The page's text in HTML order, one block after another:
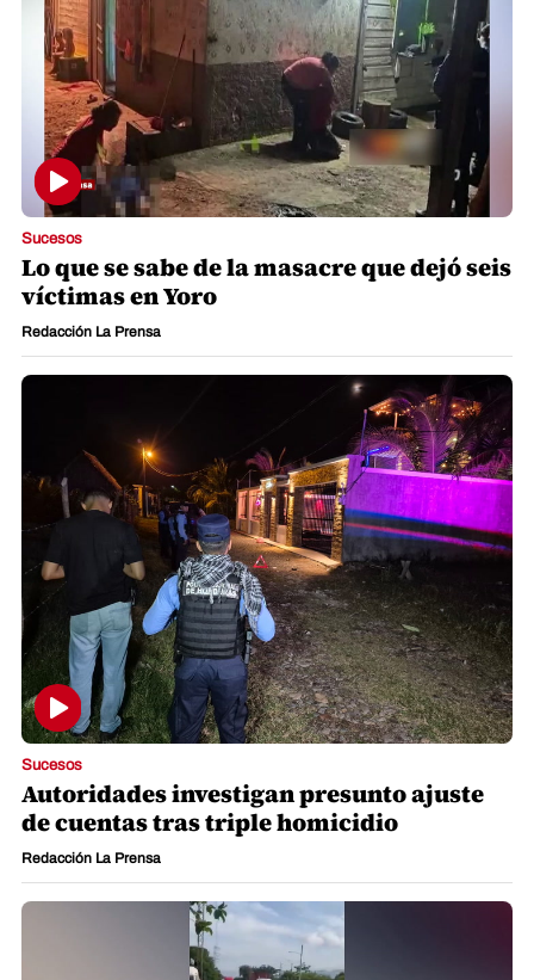
Sucesos
Lo que se sabe de la masacre que dejó seis
víctimas en Yoro
Redacción La Prensa
Sucesos
Autoridades investigan presunto ajuste
de cuentas tras triple homicidio
Redacción La Prensa